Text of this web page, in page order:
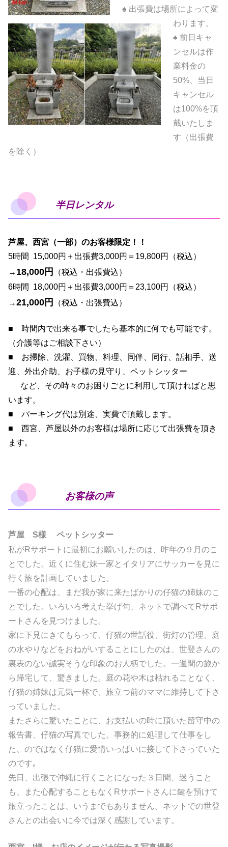
♠ 出張費は場所によって変
わります。
♠ 前日キャ
ンセルは作
業料金の
50%、当日
キャンセル
は100%を頂
戴いたしま
す（出張費
を除く）
半日レンタル
芦屋、西宮（一部）のお客様限定！！
5時間 15,000円＋出張費3,000円＝19,800円（税込）
→ 18,000円
（税込・出張費込）
6時間 18,000円＋出張費3,000円＝23,100円（税込）
→21,000円 （税込・出張費込）
■ 時間内で出来る事でしたら基本的に何でも可能です。
（介護等はご相談下さい）
■ お掃除、洗濯、買物、料理、同伴、同行、話相手、送
迎、外出介助、お子様の見守り、ペットシッター
など、その時々のお困りごとに利用して頂ければと思
います。
■ パーキング代は別途、実費で頂戴します。
■ 西宮、芦屋以外のお客様は場所に応じて出張費を頂き
ます。
お客様の声
芦屋 S様 ペットシッター
私がRサポートに最初にお願いしたのは、昨年の９月のこ
とでした。近くに住む妹一家とイタリアにサッカーを見に
行く旅を計画していました。
一番の心配は、まだ我が家に来たばかりの仔猫の姉妹のこ
とでした。 いろいろ考えた挙げ句、ネットで調べてRサポ
ートさんを見つけました。
家に下見にきてもらって、仔猫の世話役、街灯の管理、庭
の水やりなどをおねがいすることにしたのは、世登さんの
裏表のない誠実そうな印象のお人柄でした。 一週間の旅か
ら帰宅して、驚きました。庭の花や木は枯れることなく、
仔猫の姉妹は元気一杯で、旅立つ前のママに維持して下さ
っていました。
またさらに驚いたことに、お支払いの時に頂いた留守中の
報告書、仔猫の写真でした。 事務的に処理して仕事をし
た、のではなく仔猫に愛情いっぱいに接して下さっていた
のです｡
先日、出張で沖縄に行くことになった３日間、迷うこと
も、また心配することもなくRサポートさんに鍵を預けて
旅立ったことは、いうまでもありません。 ネットでの世登
さんとの出会いに今では深く感謝しています。